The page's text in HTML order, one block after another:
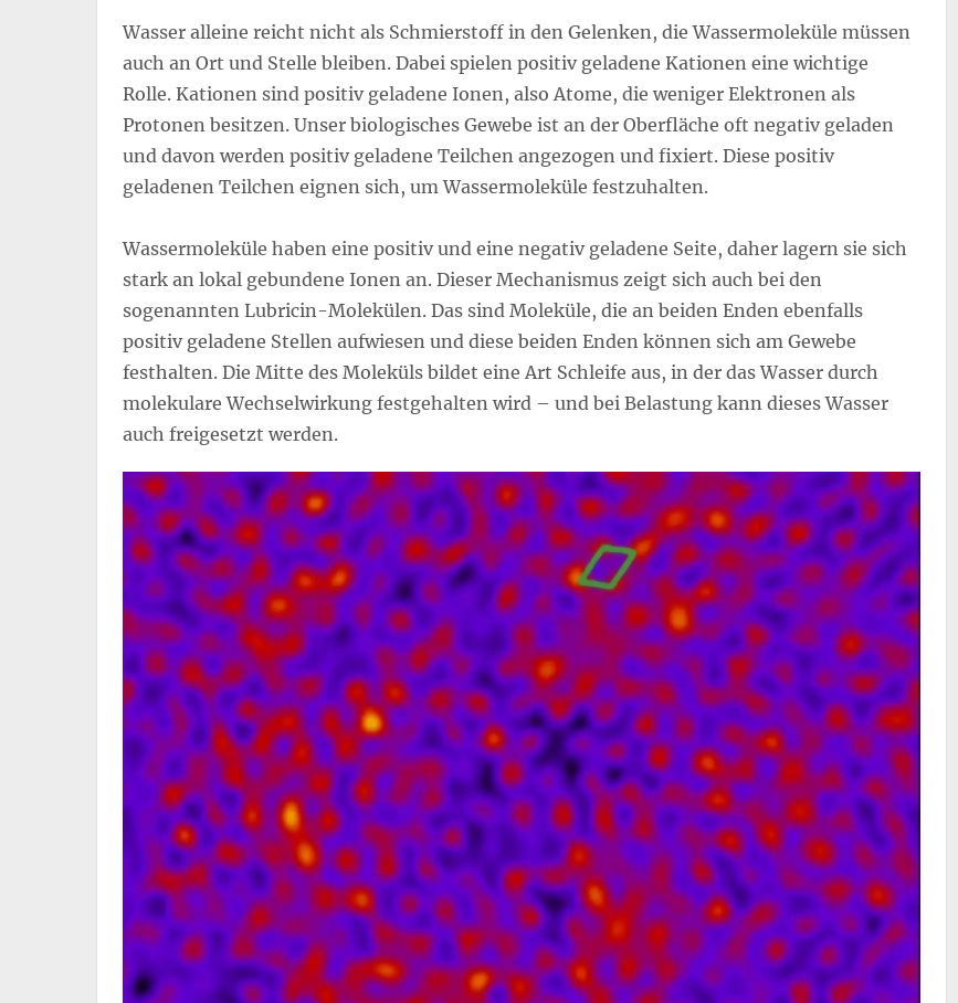
Wasser alleine reicht nicht als Schmierstoff in den Gelenken, die Wassermoleküle müssen
auch an Ort und Stelle bleiben. Dabei spielen positiv geladene Kationen eine wichtige
Rolle. Kationen sind positiv geladene Ionen, also Atome, die weniger Elektronen als
Protonen besitzen. Unser biologisches Gewebe ist an der Oberfläche oft negativ geladen
und davon werden positiv geladene Teilchen angezogen und fixiert. Diese positiv
geladenen Teilchen eignen sich, um Wassermoleküle festzuhalten.
Wassermoleküle haben eine positiv und eine negativ geladene Seite, daher lagern sie sich
stark an lokal gebundene Ionen an. Dieser Mechanismus zeigt sich auch bei den
sogenannten Lubricin-Molekülen. Das sind Moleküle, die an beiden Enden ebenfalls
positiv geladene Stellen aufwiesen und diese beiden Enden können sich am Gewebe
festhalten. Die Mitte des Moleküls bildet eine Art Schleife aus, in der das Wasser durch
molekulare Wechselwirkung festgehalten wird – und bei Belastung kann dieses Wasser
auch freigesetzt werden.